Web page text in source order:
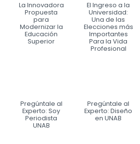
La Innovadora
Propuesta
para
Modernizar la
Educación
Superior
El Ingreso a la
Universidad:
Una de las
Elecciones más
Importantes
Para la Vida
Profesional
Pregúntale al
Experto: Soy
Periodista
UNAB
Pregúntale al
Experto: Diseño
en UNAB